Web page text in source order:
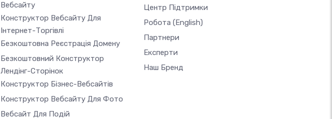
Вебсайту
Конструктор Вебсайту Для
Інтернет-Торгівлі
Безкоштовна Реєстрація Домену
Безкоштовний Конструктор
Лендінг-Сторінок
Конструктор Бізнес-Вебсайтів
Конструктор Вебсайту Для Фото
Вебсайт Для Подій
Центр Підтримки
Робота (English)
Партнери
Експерти
Наш Бренд